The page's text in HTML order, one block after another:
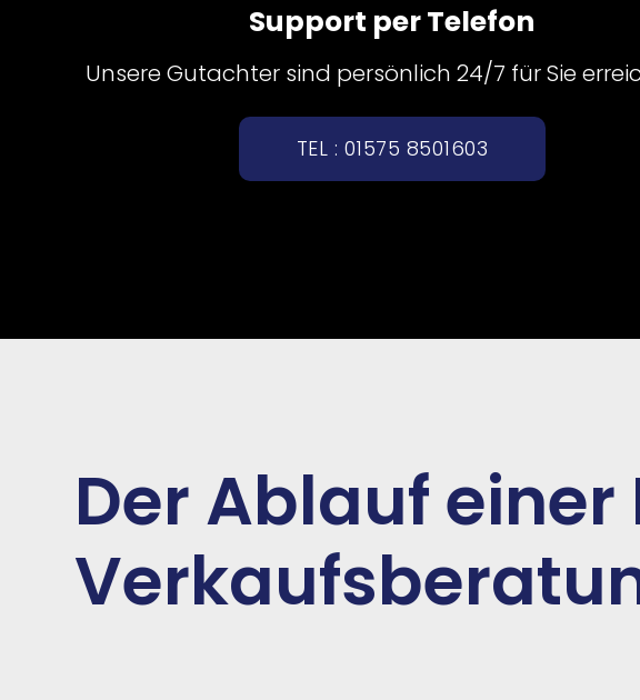
Support per Telefon
Unsere Gutachter sind persönlich 24/7 für Sie
TEL : 01575 8501603
Der Ablauf